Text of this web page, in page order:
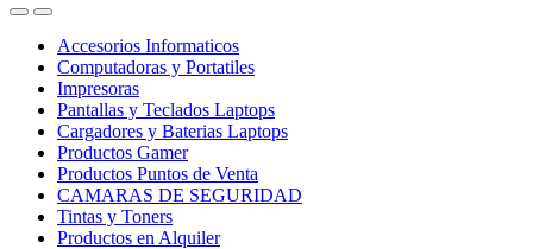
Accesorios Informaticos
Computadoras y Portatiles
Impresoras
Pantallas y Teclados Laptops
Cargadores y Baterias Laptops
Productos Gamer
Productos Puntos de Venta
CAMARAS DE SEGURIDAD
Tintas y Toners
Productos en Alquiler